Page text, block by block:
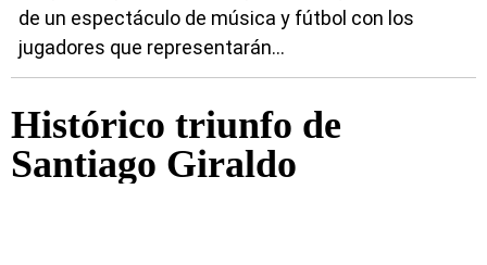
de un espectáculo de música y fútbol con los
jugadores que representarán...
Histórico triunfo de
Santiago Giraldo